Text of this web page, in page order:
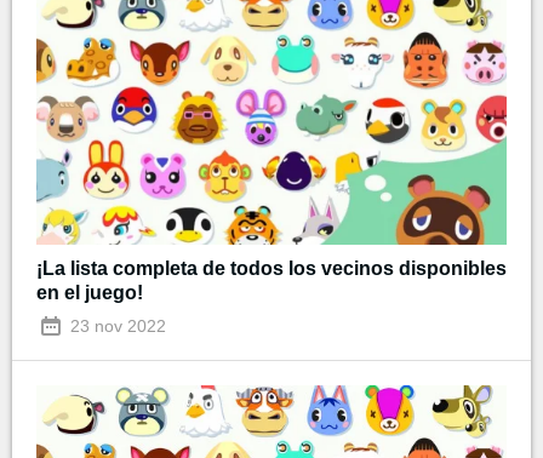
¡La lista completa de todos los vecinos disponibles
en el juego!
23 nov 2022